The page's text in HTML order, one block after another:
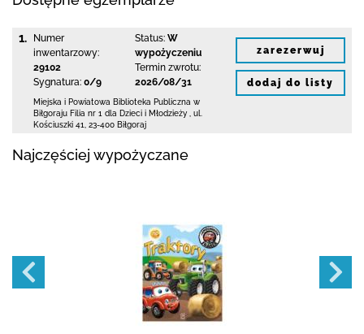
1.
Numer
inwentarzowy:
29102
Sygnatura: 0/9
Status: W
wypożyczeniu
Termin zwrotu:
2026/08/31
Miejska i Powiatowa Biblioteka Publiczna w
Biłgoraju Filia nr 1 dla Dzieci i Młodzieży
ul.
Kościuszki 41
23-400 Biłgoraj
zarezerwuj
dodaj do listy
Najczęściej wypożyczane